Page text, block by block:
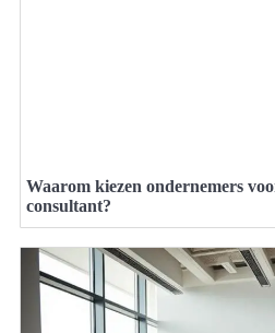
Waarom kiezen ondernemers
consultant?